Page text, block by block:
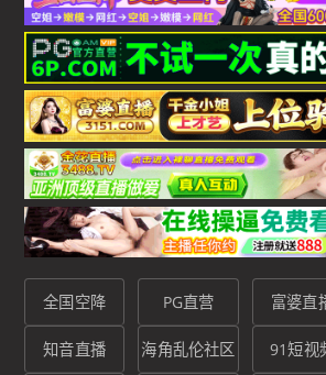
全国空降 PG直营 富婆直
知音直播 海角乱伦社区 91短视